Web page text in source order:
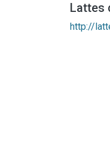
Lattes
http://